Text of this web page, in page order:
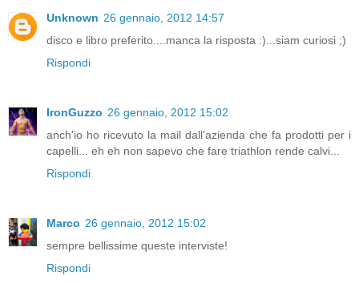
Unknown 26 gennaio, 2012 14:57
disco e libro preferito....manca la risposta :)...siam curiosi ;)
Rispondi
IronGuzzo 26 gennaio, 2012 15:02
anch'io ho ricevuto la mail dall'azienda che fa prodotti per i
capelli... eh eh non sapevo che fare triathlon rende calvi...
Rispondi
Marco 26 gennaio, 2012 15:02
sempre bellissime queste interviste!
Rispondi